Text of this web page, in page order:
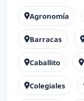
Agronomía
Barracas
Caballito
Colegiales